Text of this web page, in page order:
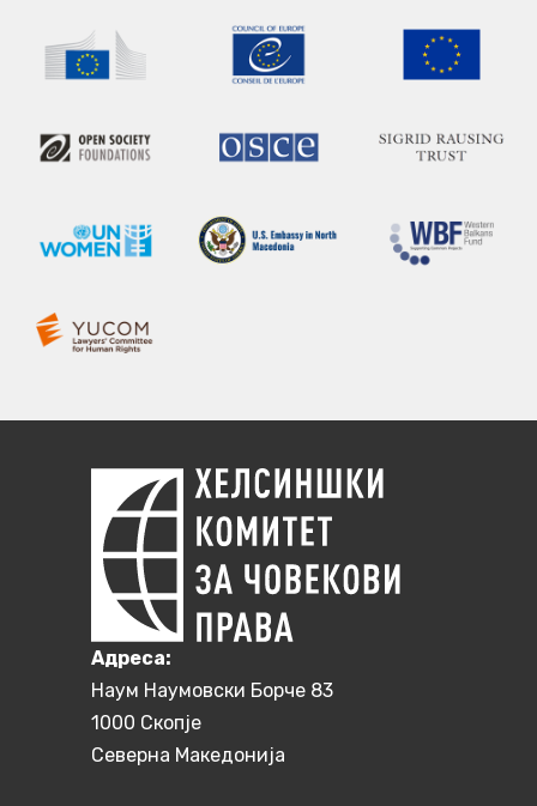
Aдреса:
Наум Наумовски Борче 83
1000 Скопје
Северна Македонија